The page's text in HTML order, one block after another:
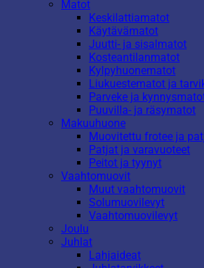
Matot
Keskilattiamatot
Käytävämatot
Juutti- ja sisalmatot
Kosteantilanmatot
Kylpyhuonematot
Liukuestematot ja
Parveke ja
Puuvilla- ja räsymatot
Makuuhuone
Muovitettu frotee ja
Patjat ja varavuoteet
Peitot ja tyynyt
Vaahtomuovit
Muut vaahtomuovit
Solumuovilevyt
Vaahtomuovilevyt
Joulu
Juhlat
Lahjaideat